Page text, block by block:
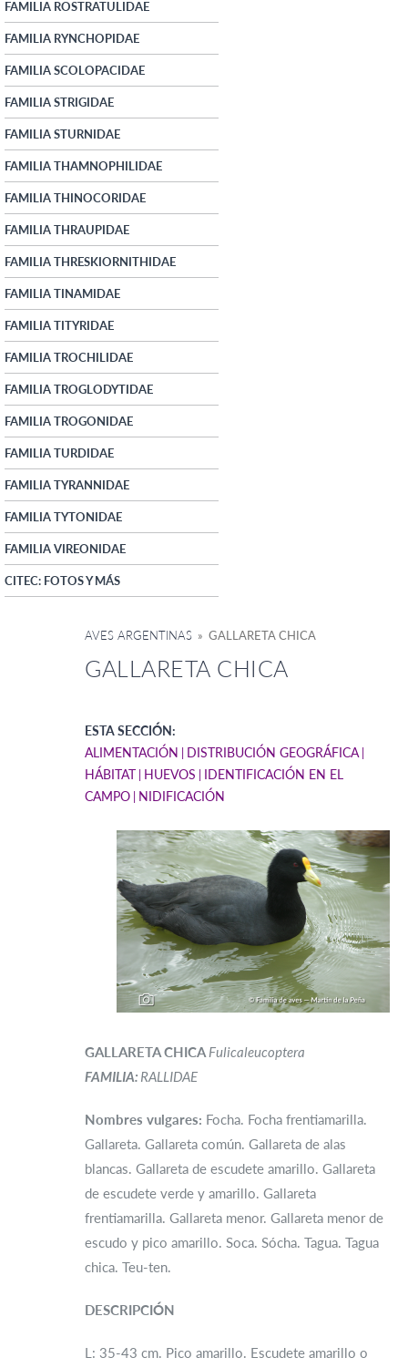
FAMILIA ROSTRATULIDAE
FAMILIA RYNCHOPIDAE
FAMILIA SCOLOPACIDAE
FAMILIA STRIGIDAE
FAMILIA STURNIDAE
FAMILIA THAMNOPHILIDAE
FAMILIA THINOCORIDAE
FAMILIA THRAUPIDAE
FAMILIA THRESKIORNITHIDAE
FAMILIA TINAMIDAE
FAMILIA TITYRIDAE
FAMILIA TROCHILIDAE
FAMILIA TROGLODYTIDAE
FAMILIA TROGONIDAE
FAMILIA TURDIDAE
FAMILIA TYRANNIDAE
FAMILIA TYTONIDAE
FAMILIA VIREONIDAE
CITEC: FOTOS Y MÁS
AVES ARGENTINAS » GALLARETA CHICA
GALLARETA CHICA
ESTA SECCIÓN:
ALIMENTACIÓN
DISTRIBUCIÓN GEOGRÁFICA
HÁBITAT HUEVOS
IDENTIFICACIÓN EN EL
CAMPO NIDIFICACIÓN
GALLARETA CHICA Fulicaleucoptera
FAMILIA: RALLIDAE
Nombres vulgares: Focha. Focha frentiamarilla.
Gallareta. Gallareta común. Gallareta de alas
blancas. Gallareta de escudete amarillo. Gallareta
de escudete verde y amarillo. Gallareta
frentiamarilla. Gallareta menor. Gallareta menor de
escudo y pico amarillo. Soca. Sócha. Tagua. Tagua
chica. Teu-ten.
DESCRIPCIÓN
L: 35-43 cm. Pico amarillo. Escudete amarillo o